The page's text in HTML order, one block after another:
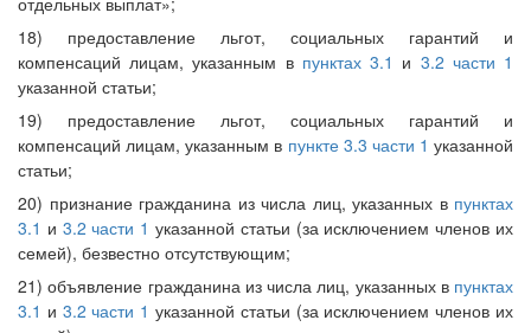
18) предоставление льгот, социальных гарантий и
компенсаций лицам, указанным в пунктах 3.1 и 3.2 части 1
указанной статьи;
19) предоставление льгот, социальных гарантий и
компенсаций лицам, указанным в пункте 3.3 части 1 указанной
статьи;
20) признание гражданина из числа лиц, указанных в пунктах
3.1 и 3.2 части 1 указанной статьи (за исключением членов их
семей), безвестно отсутствующим;
21) объявление гражданина из числа лиц, указанных в пунктах
3.1 и 3.2 части 1 указанной статьи (за исключением членов их